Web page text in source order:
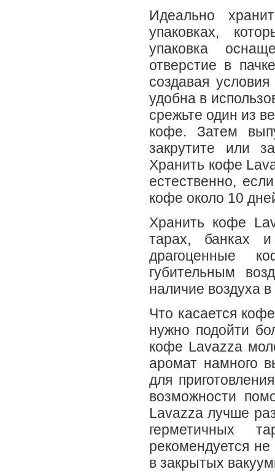
Идеально
упаковках,
упаковка
отверстие в
создавая
удобна в
срежьте один из
кофе. Затем
закрутите или
Хранить кофе
естественно,
кофе около 10
Хранить кофе
тарах, банках
драгоценные
губительным
наличие воздуха
Что касается
нужно подойти
кофе Lavazza
аромат намного
для
возможности
Lavazza лучше
герметичных
рекомендуется
в закрытых